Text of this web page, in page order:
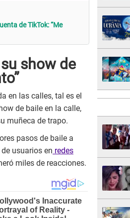
de TikTok: “Me
show de
en las calles, tal es el
de baile en la calle,
muñeca de trapo.
pasos de baile a
usuarios en redes
miles de reacciones.